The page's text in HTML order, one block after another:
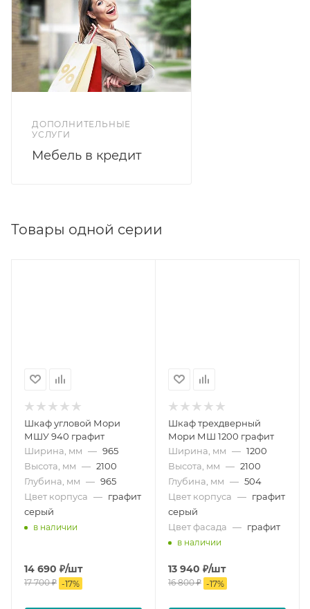
ДОПОЛНИТЕЛЬНЫЕ
УСЛУГИ
Мебель в кредит
Товары одной серии
Шкаф угловой Мори
МШУ 940 графит
Ширина, мм — 965
Высота, мм — 2100
Глубина, мм — 965
Цвет корпуса — графит
серый
в наличии
14 690 ₽/шт
17 700₽ -17%
Шкаф трехдверный
Мори МШ 1200 графит
Ширина, мм — 1200
Высота, мм — 2100
Глубина, мм — 504
Цвет корпуса — графит
серый
Цвет фасада — графит
в наличии
13 940 ₽/шт
16 800₽ -17%